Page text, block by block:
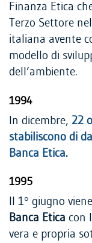
Finanza Etica
Terzo Settore
italiana avente
modello di
dell’ambiente.
1994
In dicembre, 22
stabiliscono di
Banca Etica.
1995
Il 1° giugno
Banca Etica con
vera e propria